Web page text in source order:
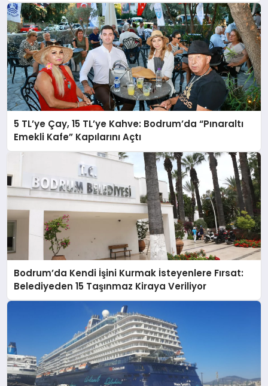
5 TL’ye Çay, 15 TL’ye Kahve: Bodrum’da “Pınaraltı
Emekli Kafe” Kapılarını Açtı
Bodrum’da Kendi İşini Kurmak İsteyenlere Fırsat:
Belediyeden 15 Taşınmaz Kiraya Veriliyor